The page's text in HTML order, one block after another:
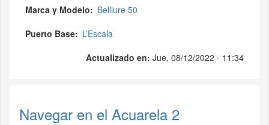
Marca y Modelo
Belliure 50
Puerto Base
L’Escala
Actualizado en: Jue, 08/12/2022 - 11:34
Navegar en el Acuarela 2